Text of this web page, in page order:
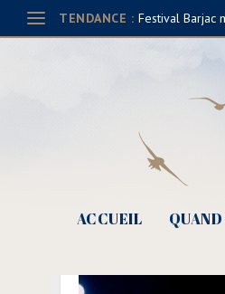
TENDANCE : Festival Barjac
ACCUEIL